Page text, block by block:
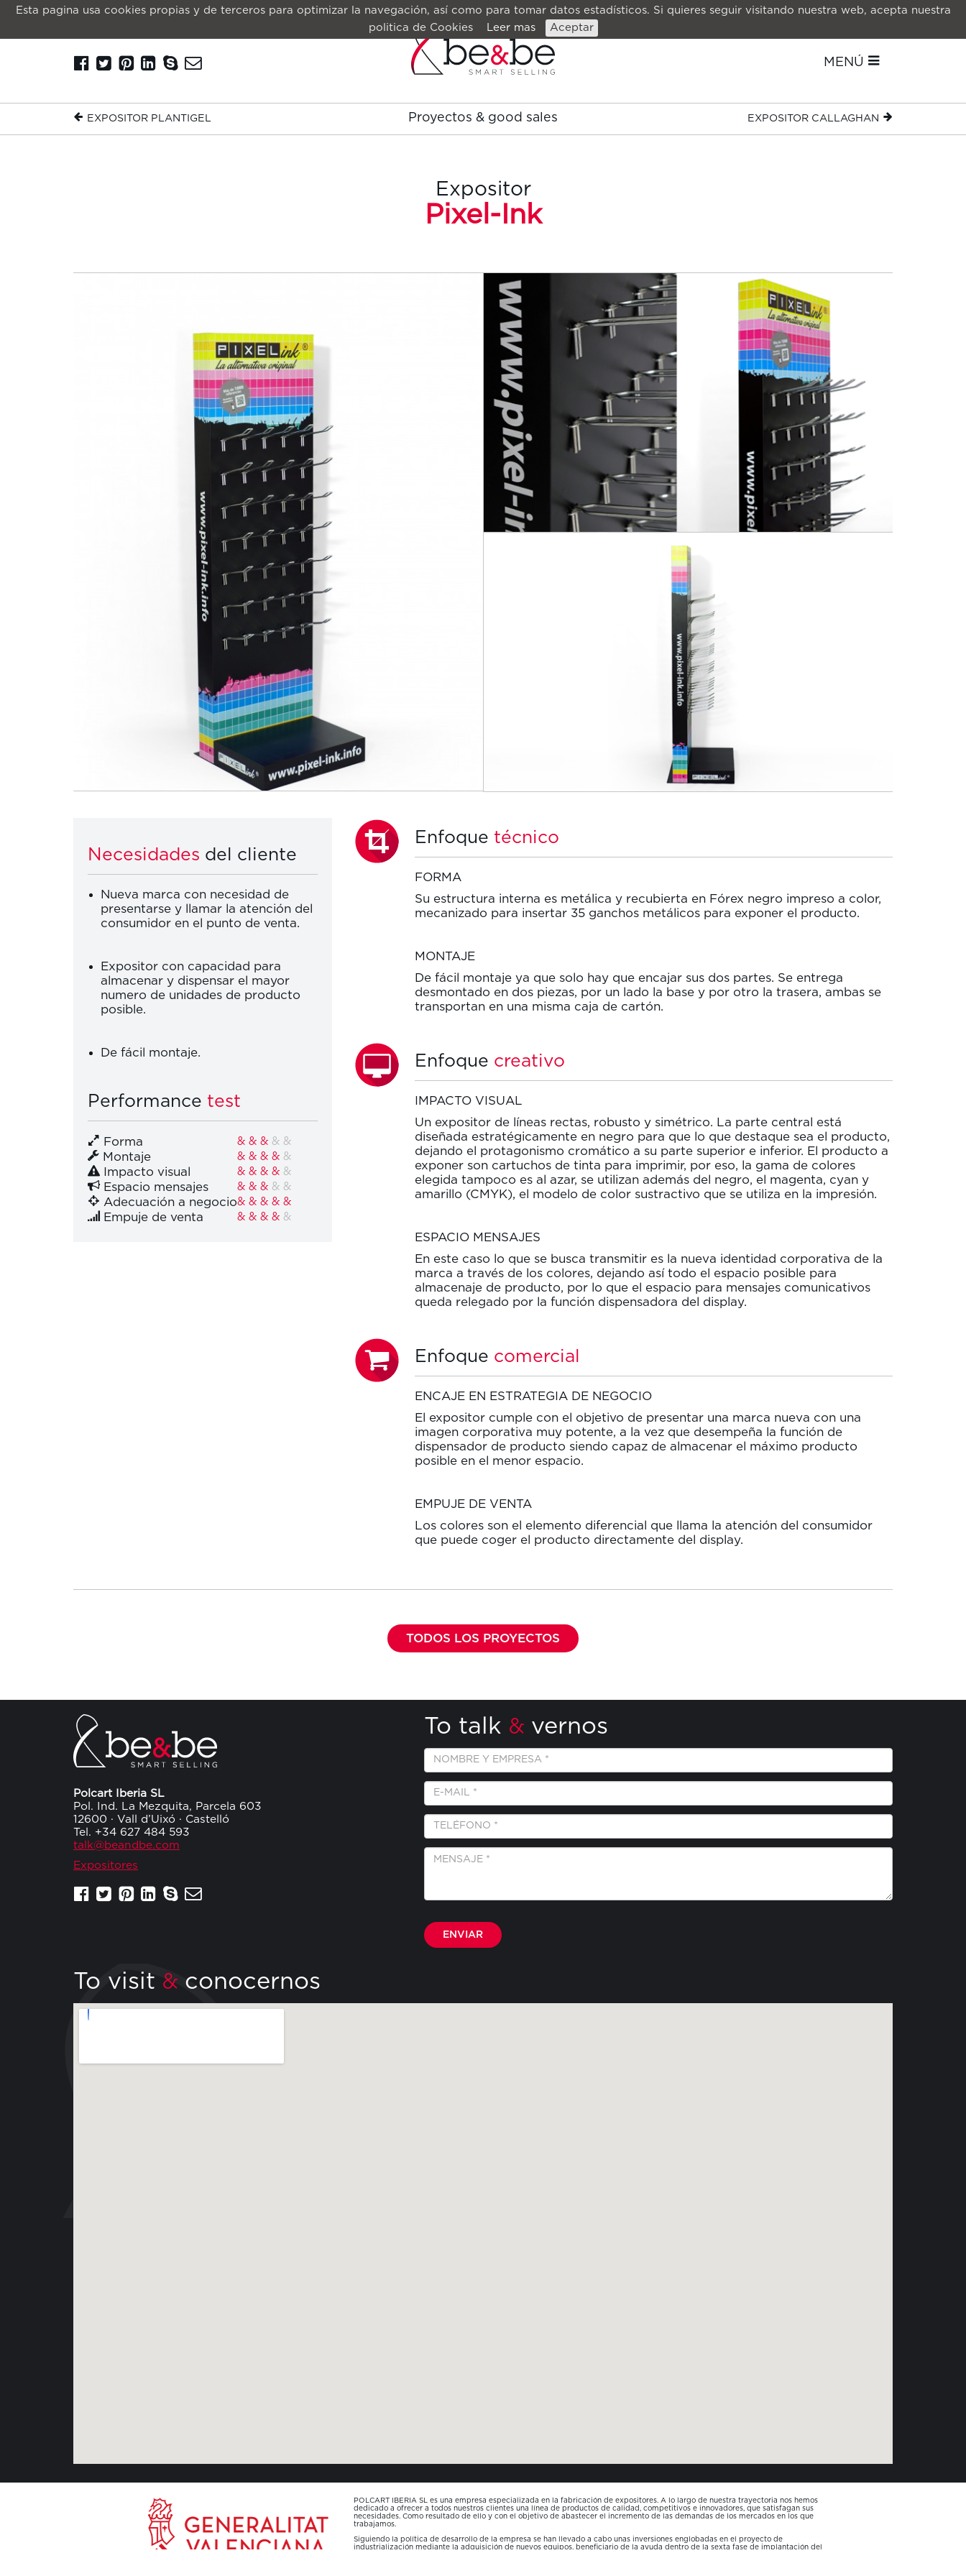
Esta pagina usa cookies propias y de terceros para optimizar la navegación, así como para tomar datos estadísticos. Si quieres seguir visitando nuestra web, acepta nuestra
politica de Cookies
Leer mas Aceptar
MENÚ
EXPOSITOR PLANTIGEL Proyectos & good sales EXPOSITOR CALLAGHAN
Expositor
Pixel-Ink
Necesidades del cliente
Nueva marca con necesidad de
presentarse y llamar la atención del
consumidor en el punto de venta.
Expositor con capacidad para
almacenar y dispensar el mayor
numero de unidades de producto
posible.
De fácil montaje.
Performance test
Forma & & & & &
Montaje & & & & &
Impacto visual & & & & &
Espacio mensajes & & & & &
Adecuación a negocio& & & & &
Empuje de venta & & & & &
Enfoque técnico
FORMA
Su estructura interna es metálica y recubierta en Fórex negro impreso a color,
mecanizado para insertar 35 ganchos metálicos para exponer el producto.
MONTAJE
De fácil montaje ya que solo hay que encajar sus dos partes. Se entrega
desmontado en dos piezas, por un lado la base y por otro la trasera, ambas se
transportan en una misma caja de cartón.
Enfoque creativo
IMPACTO VISUAL
Un expositor de líneas rectas, robusto y simétrico. La parte central está
diseñada estratégicamente en negro para que lo que destaque sea el producto,
dejando el protagonismo cromático a su parte superior e inferior. El producto a
exponer son cartuchos de tinta para imprimir, por eso, la gama de colores
elegida tampoco es al azar, se utilizan además del negro, el magenta, cyan y
amarillo (CMYK), el modelo de color sustractivo que se utiliza en la impresión.
ESPACIO MENSAJES
En este caso lo que se busca transmitir es la nueva identidad corporativa de la
marca a través de los colores, dejando así todo el espacio posible para
almacenaje de producto, por lo que el espacio para mensajes comunicativos
queda relegado por la función dispensadora del display.
Enfoque comercial
ENCAJE EN ESTRATEGIA DE NEGOCIO
El expositor cumple con el objetivo de presentar una marca nueva con una
imagen corporativa muy potente, a la vez que desempeña la función de
dispensador de producto siendo capaz de almacenar el máximo producto
posible en el menor espacio.
EMPUJE DE VENTA
Los colores son el elemento diferencial que llama la atención del consumidor
que puede coger el producto directamente del display.
TODOS LOS PROYECTOS
Polcart Iberia SL
Pol. Ind. La Mezquita, Parcela 603
12600 · Vall d’Uixó · Castelló
Tel. +34 627 484 593
talk@beandbe.com
Expositores
To talk &vernos
Empresa
Nombre
E-
*
Teléfono
Mensaje
To visit & conocernos
POLCART IBERIA SL es una empresa especializada en la fabricación de expositores. A lo largo de nuestra trayectoria nos hemos
dedicado a ofrecer a todos nuestros clientes una línea de productos de calidad, competitivos e innovadores, que satisfagan sus
necesidades. Como resultado de ello y con el objetivo de abastecer el incremento de las demandas de los mercados en los que
trabajamos.
Siguiendo la política de desarrollo de la empresa se han llevado a cabo unas inversiones englobadas en el proyecto de
industrialización mediante la adquisición de nuevos equipos, beneficiario de la ayuda dentro de la sexta fase de implantación del